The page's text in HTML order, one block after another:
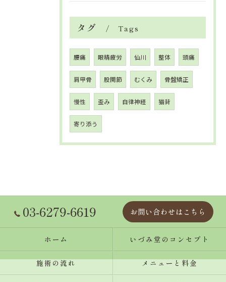
タグ Tags
腰痛 眼精疲労 仙川 整体 頭痛
肩甲骨 股関節 むくみ 骨盤矯正
慢性 歪み 自律神経 猫背
寄り添う
03-6279-6619 お問い合わせはこちら
ホーム いづみ堂のコンセプト
施術の流れ メニューと料金